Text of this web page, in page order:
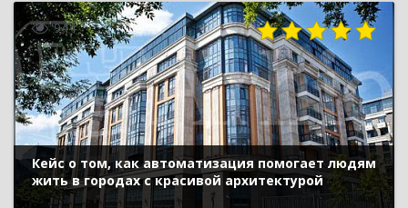
944
Кейс о том, как автоматизация помогает людям
жить в городах с красивой архитектурой